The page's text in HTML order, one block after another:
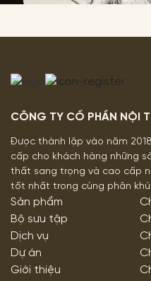
CÔNG TY CỔ PHẦN NỘI
Được thành lập vào năm
cấp cho khách hàng những
thất sang trọng và cao cấp
tốt nhất trong cùng phân
Sản phẩm
Bộ sưu tập
Dịch vụ
Dự án
Giới thiệu